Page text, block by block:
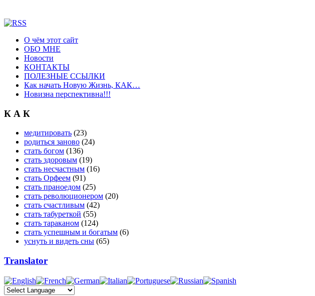
О чём этот сайт
ОБО МНЕ
Новости
КОНТАКТЫ
ПОЛЕЗНЫЕ ССЫЛКИ
Как начать Новую Жизнь, КАК…
Новизна перспективна!!!
К А К
медитировать (23)
родиться заново (24)
стать богом (136)
стать здоровым (19)
стать несчастным (16)
стать Орфеем (91)
стать праноедом (25)
стать революционером (20)
стать счастливым (42)
стать табуреткой (55)
стать тараканом (124)
стать успешным и богатым (6)
уснуть и видеть сны (65)
Translator